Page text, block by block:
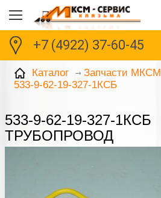
+7 (4922) 37-60-45
Каталог
Запчасти МКСМ
533-9-62-19-327-1КСБ
533-9-62-19-327-1КСБ
ТРУБОПРОВОД